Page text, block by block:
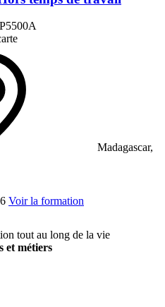
Madagascar,
Voir la formation
tout au long de la vie
et métiers